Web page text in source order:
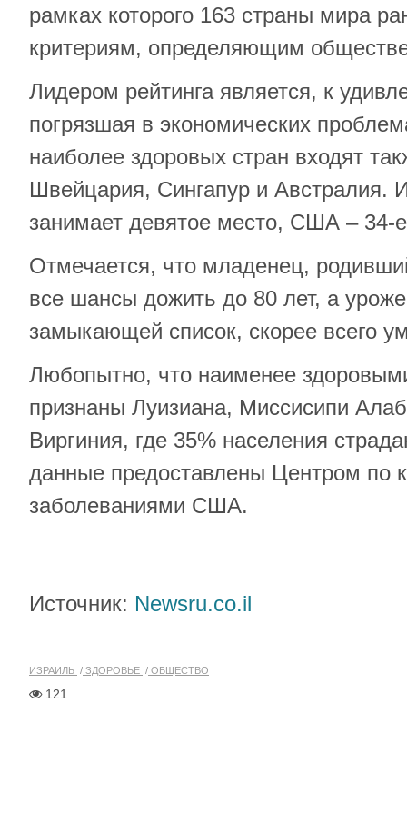
рамках которого 163 страны мира
критериям, определяющим
Лидером рейтинга является, к
погрязшая в экономических
наиболее здоровых стран входят
Швейцария, Сингапур и Австралия.
занимает девятое место, США – 34-
Отмечается, что младенец,
все шансы дожить до 80 лет, а
замыкающей список, скорее всего
Любопытно, что наименее
признаны Луизиана, Миссисипи
Виргиния, где 35% населения
данные предоставлены Центром по
заболеваниями США.
Источник: Newsru.co.il
ИЗРАИЛЬ ЗДОРОВЬЕ ОБЩЕСТВО
121